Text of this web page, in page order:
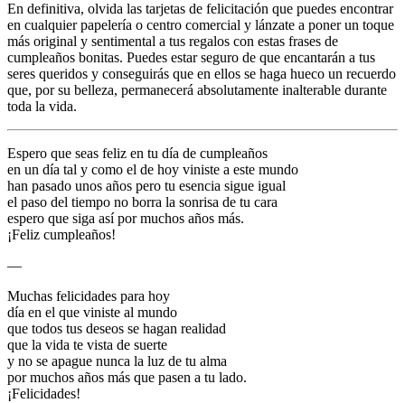
En definitiva, olvida las tarjetas de felicitación que puedes encontrar
en cualquier papelería o centro comercial y lánzate a poner un toque
más original y sentimental a tus regalos con estas frases de
cumpleaños bonitas. Puedes estar seguro de que encantarán a tus
seres queridos y conseguirás que en ellos se haga hueco un recuerdo
que, por su belleza, permanecerá absolutamente inalterable durante
toda la vida.
Espero que seas feliz en tu día de cumpleaños
en un día tal y como el de hoy viniste a este mundo
han pasado unos años pero tu esencia sigue igual
el paso del tiempo no borra la sonrisa de tu cara
espero que siga así por muchos años más.
¡Feliz cumpleaños!
—
Muchas felicidades para hoy
día en el que viniste al mundo
que todos tus deseos se hagan realidad
que la vida te vista de suerte
y no se apague nunca la luz de tu alma
por muchos años más que pasen a tu lado.
¡Felicidades!